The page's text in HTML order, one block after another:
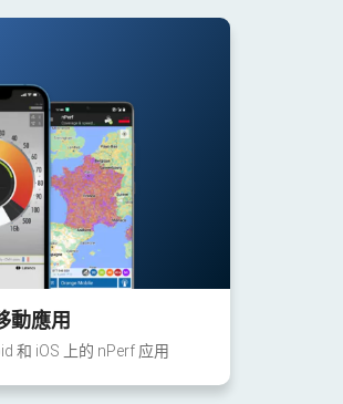
動應用
和 iOS 上的 nPerf 应用